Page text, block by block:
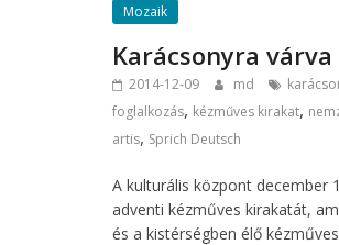
Mozaik
Karácsonyra várva
2014-12-09 md
foglalkozás, kézműves kirakat,
artis, Sprich Deutsch
A kulturális központ december
adventi kézműves kirakatát,
és a kistérségben élő